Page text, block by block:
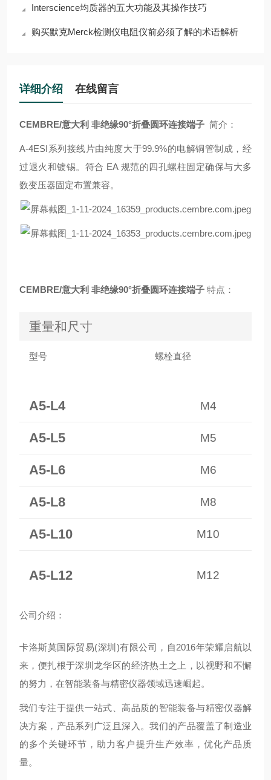
Interscience均质器的五大功能及其操作技巧
购买默克Merck检测仪电阻仪前必须了解的术语解析
详细介绍 在线留言
CEMBRE/意大利 非绝缘90°折叠圆环连接端子 简介：
A-4ESI系列接线片由纯度大于99.9%的电解铜管制成，经
过退火和镀锡。符合 EA 规范的四孔螺柱固定确保与大多
数变压器固定布置兼容。
CEMBRE/意大利 非绝缘90°折叠圆环连接端子 特点：
重量和尺寸
型号 螺栓直径
A5-L4 M4
A5-L5 M5
A5-L6 M6
A5-L8 M8
A5-L10 M10
A5-L12 M12
公司介绍：
卡洛斯莫国际贸易(深圳)有限公司，自2016年荣耀启航以
来，便扎根于深圳龙华区的经济热土之上，以视野和不懈
的努力，在智能装备与精密仪器领域迅速崛起。
我们专注于提供一站式、高品质的智能装备与精密仪器解
决方案，产品系列广泛且深入。我们的产品覆盖了制造业
的多个关键环节，助力客户提升生产效率，优化产品质
量。